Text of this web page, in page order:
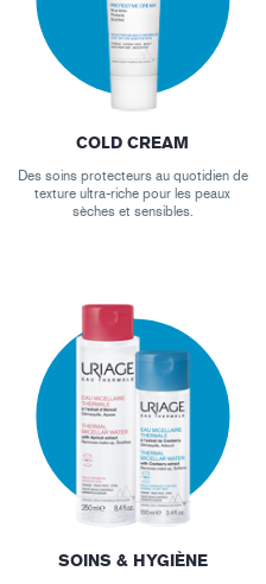
COLD CREAM
Des soins protecteurs au quotidien de
texture ultra-riche pour les peaux
sèches et sensibles.
SOINS & HYGIÈNE